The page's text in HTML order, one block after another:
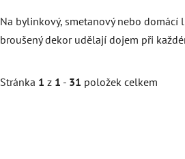
Na bylinkový, smetanový nebo
broušený dekor udělají dojem při
Stránka 1 z 1 - 31 položek celkem